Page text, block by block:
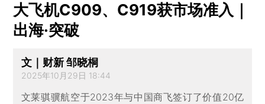
大飞机C909、C919获市场准入｜
出海·突破
文｜财新 邹晓桐
2025年10月29日 18:44
文莱骐骥航空于2023年与中国商飞签订了价值20亿